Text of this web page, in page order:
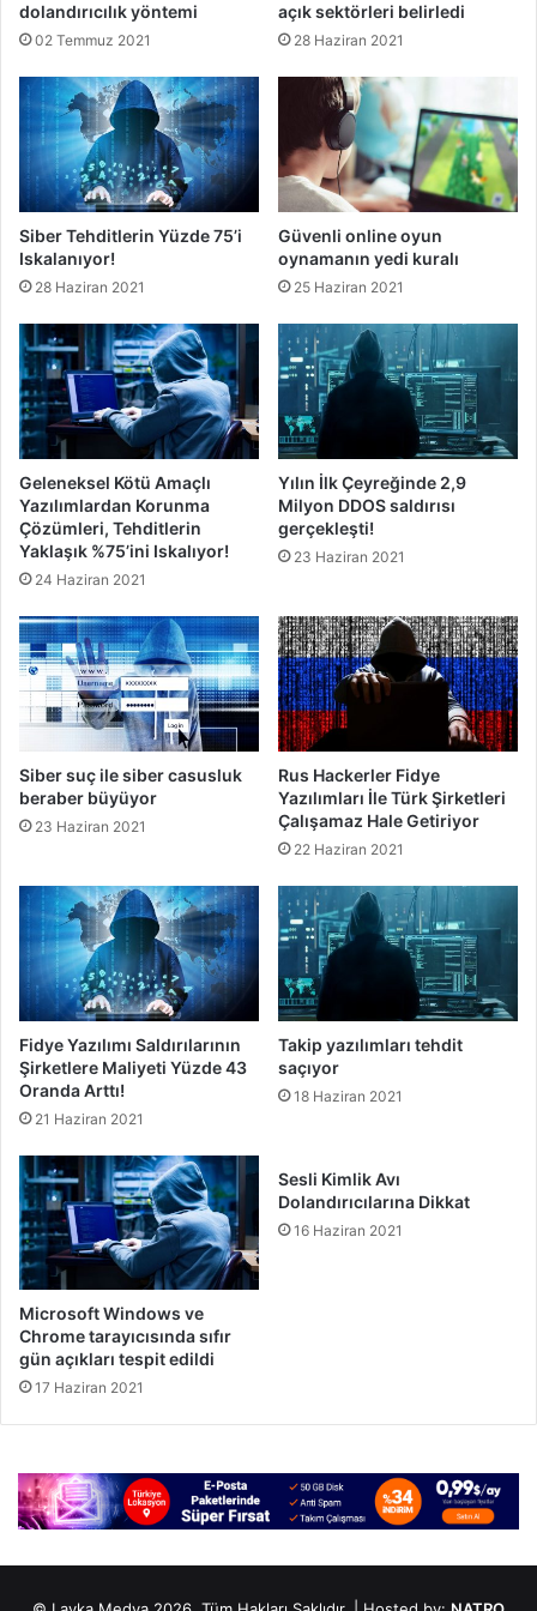
dolandırıcılık yöntemi
02 Temmuz 2021
açık sektörleri belirledi
28 Haziran 2021
Siber Tehditlerin Yüzde 75’i
Iskalanıyor!
28 Haziran 2021
Güvenli online oyun
oynamanın yedi kuralı
25 Haziran 2021
Geleneksel Kötü Amaçlı
Yazılımlardan Korunma
Çözümleri, Tehditlerin
Yaklaşık %75’ini Iskalıyor!
24 Haziran 2021
Yılın İlk Çeyreğinde 2,9
Milyon DDOS saldırısı
gerçekleşti!
23 Haziran 2021
Siber suç ile siber casusluk
beraber büyüyor
23 Haziran 2021
Rus Hackerler Fidye
Yazılımları İle Türk Şirketleri
Çalışamaz Hale Getiriyor
22 Haziran 2021
Fidye Yazılımı Saldırılarının
Şirketlere Maliyeti Yüzde 43
Oranda Arttı!
21 Haziran 2021
Takip yazılımları tehdit
saçıyor
18 Haziran 2021
Microsoft Windows ve
Chrome tarayıcısında sıfır
gün açıkları tespit edildi
17 Haziran 2021
Sesli Kimlik Avı
Dolandırıcılarına Dikkat
16 Haziran 2021